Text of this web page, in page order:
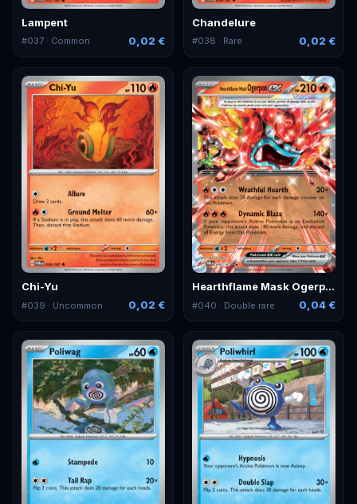
Lampent
#037 · Common 0,02 €
Chandelure
#038 · Rare 0,02 €
Chi-Yu
#039 · Uncommon 0,02 €
Hearthflame Mask Ogerpon ex
#040 · Double rare 0,04 €